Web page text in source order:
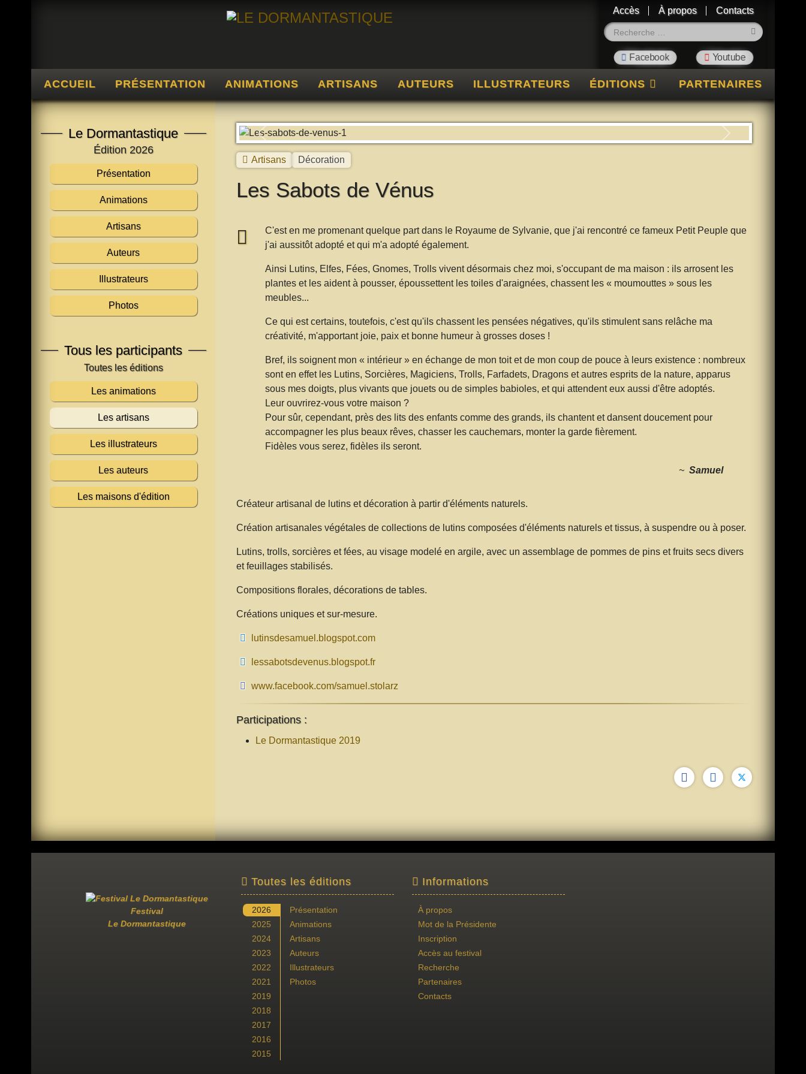
Accès À propos
Contacts
ACCUEIL PRÉSENTATION ANIMATIONS ARTISANS AUTEURS ILLUSTRATEURS ÉDITIONS PARTENAIRES
Le Dormantastique
Édition 2026
Présentation
Animations
Artisans
Auteurs
Illustrateurs
Photos
Tous les participants
Les animations
Les artisans
Les illustrateurs
Les auteurs
Les maisons d'édition
Précédent Suivant
Artisans Décoration
Les Sabots de Vénus
C'est en me promenant quelque part dans le Royaume de Sylvanie, que j'ai rencontré ce fameux Petit Peuple que
j'ai aussitôt adopté et qui m'a adopté également.
Ainsi Lutins, Elfes, Fées, Gnomes, Trolls vivent désormais chez moi, s'occupant de ma maison : ils arrosent les
plantes et les aident à pousser, époussettent les toiles d'araignées, chassent les « moumouttes » sous les
meubles...
Ce qui est certains, toutefois, c'est qu'ils chassent les pensées négatives, qu'ils stimulent sans relâche ma
créativité, m'apportant joie, paix et bonne humeur à grosses doses !
Bref, ils soignent mon « intérieur » en échange de mon toit et de mon coup de pouce à leurs existence : nombreux
sont en effet les Lutins, Sorcières, Magiciens, Trolls, Farfadets, Dragons et autres esprits de la nature, apparus
sous mes doigts, plus vivants que jouets ou de simples babioles, et qui attendent eux aussi d'être adoptés.
Leur ouvrirez-vous votre maison ?
Pour sûr, cependant, près des lits des enfants comme des grands, ils chantent et dansent doucement pour
accompagner les plus beaux rêves, chasser les cauchemars, monter la garde fièrement.
Fidèles vous serez, fidèles ils seront.
Samuel
Créateur artisanal de lutins et décoration à partir d'éléments naturels.
Création artisanales végétales de collections de lutins composées d'éléments naturels et tissus, à suspendre ou à poser.
Lutins, trolls, sorcières et fées, au visage modelé en argile, avec un assemblage de pommes de pins et fruits secs divers
et feuillages stabilisés.
Compositions florales, décorations de tables.
Créations uniques et sur-mesure.
lutinsdesamuel.blogspot.com
lessabotsdevenus.blogspot.fr
www.facebook.com/samuel.stolarz
Participations :
Le Dormantastique 2019
Festival
Le Dormantastique
Toutes les éditions
2026
2025
2024
2023
2022
2021
2019
2018
2017
2016
2015
Présentation
Animations
Artisans
Auteurs
Illustrateurs
Photos
Informations
À propos
Mot de la Présidente
Inscription
Accès au festival
Recherche
Partenaires
Contacts